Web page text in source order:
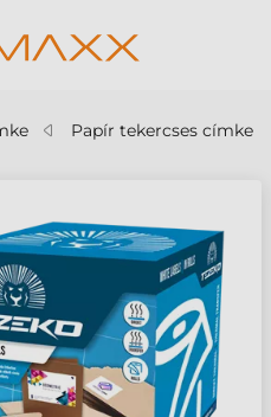
Papír tekercses címke